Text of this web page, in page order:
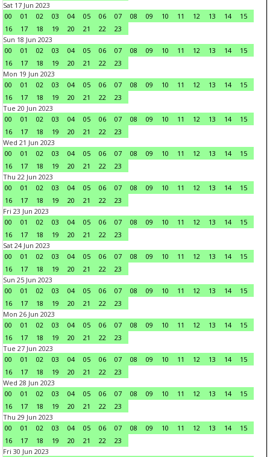
Sat 17 Jun 2023
00
01 02 03 04 05 06 07 08 09 10 11 12 13 14
15
16
17 18 19 20 21 22
23
Sun 18 Jun 2023
00
01 02 03 04 05 06 07 08 09 10 11 12 13 14
15
16
17 18 19 20 21 22
23
Mon 19 Jun 2023
00
01 02 03 04 05 06 07 08 09 10 11 12 13 14
15
16
17 18 19 20 21 22
23
Tue 20 Jun 2023
00
01 02 03 04 05 06 07 08 09 10 11 12 13 14
15
16
17 18 19 20 21 22
23
Wed 21 Jun 2023
00
01 02 03 04 05 06 07 08 09 10 11 12 13 14
15
16
17 18 19 20 21 22
23
Thu 22 Jun 2023
00
01 02 03 04 05 06 07 08 09 10 11 12 13 14
15
16
17 18 19 20 21 22
23
Fri 23 Jun 2023
00
01 02 03 04 05 06 07 08 09 10 11 12 13 14
15
16
17 18 19 20 21 22
23
Sat 24 Jun 2023
00
01 02 03 04 05 06 07 08 09 10 11 12 13 14
15
16
17 18 19 20 21 22
23
Sun 25 Jun 2023
00
01 02 03 04 05 06 07 08 09 10 11 12 13 14
15
16
17 18 19 20 21 22
23
Mon 26 Jun 2023
00
01 02 03 04 05 06 07 08 09 10 11 12 13 14
15
16
17 18 19 20 21 22
23
Tue 27 Jun 2023
00
01 02 03 04 05 06 07 08 09 10 11 12 13 14
15
16
17 18 19 20 21 22
23
Wed 28 Jun 2023
00
01 02 03 04 05 06 07 08 09 10 11 12 13 14
15
16
17 18 19 20 21 22
23
Thu 29 Jun 2023
00
01 02 03 04 05 06 07 08 09 10 11 12 13 14
15
16
17 18 19 20 21 22
23
Fri 30 Jun 2023